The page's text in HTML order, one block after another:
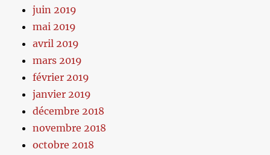
juin 2019
mai 2019
avril 2019
mars 2019
février 2019
janvier 2019
décembre 2018
novembre 2018
octobre 2018